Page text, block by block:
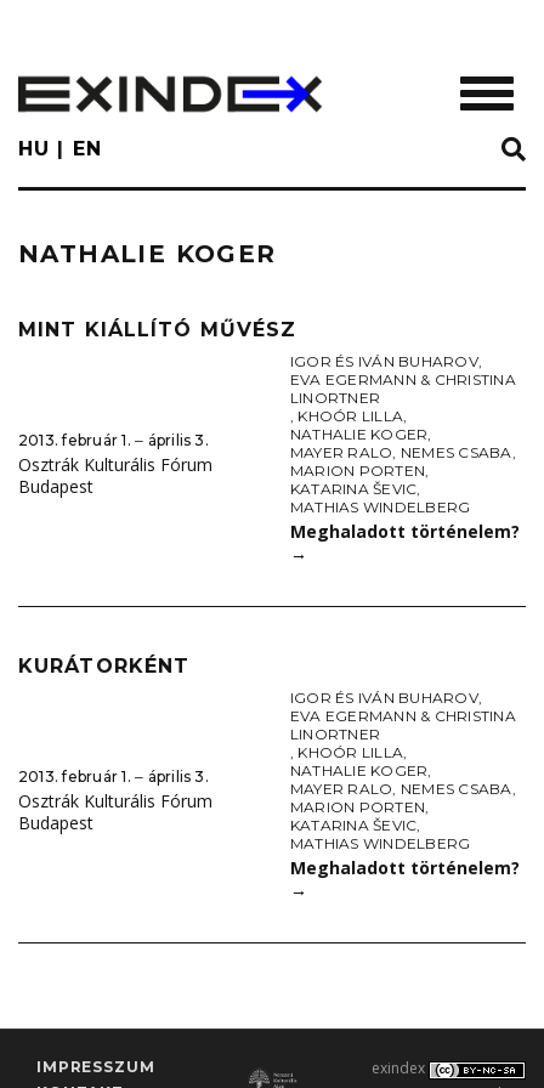
main
content
HU EN
NATHALIE KOGER
MINT KIÁLLÍTÓ MŰVÉSZ
2013. február 1. ‒ április 3.
Osztrák Kulturális Fórum
Budapest
IGOR ÉS IVÁN BUHAROV,
EVA EGERMANN & CHRISTINA
LINORTNER
, KHOÓR LILLA,
NATHALIE KOGER,
MAYER RALO, NEMES CSABA,
MARION PORTEN,
KATARINA ŠEVIC,
MATHIAS WINDELBERG
Meghaladott történelem?
→
KURÁTORKÉNT
2013. február 1. ‒ április 3.
Osztrák Kulturális Fórum
Budapest
IGOR ÉS IVÁN BUHAROV,
EVA EGERMANN & CHRISTINA
LINORTNER
, KHOÓR LILLA,
NATHALIE KOGER,
MAYER RALO, NEMES CSABA,
MARION PORTEN,
KATARINA ŠEVIC,
MATHIAS WINDELBERG
Meghaladott történelem?
→
IMPRESSZUM
exindex